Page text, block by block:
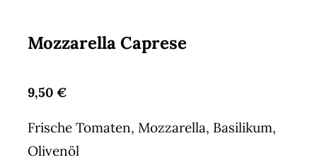
Mozzarella Caprese
9,50 €
Frische Tomaten, Mozzarella, Basilikum,
Olivenöl